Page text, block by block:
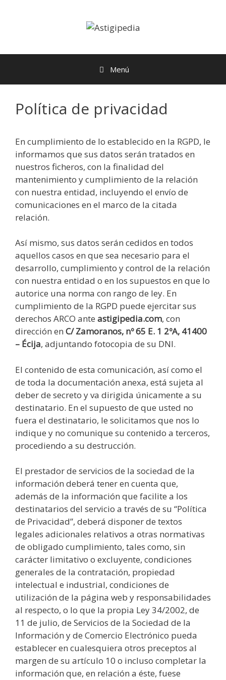
Menú
Política de privacidad
En cumplimiento de lo establecido en la RGPD, le
informamos que sus datos serán tratados en
nuestros ficheros, con la finalidad del
mantenimiento y cumplimiento de la relación
con nuestra entidad, incluyendo el envío de
comunicaciones en el marco de la citada
relación.
Así mismo, sus datos serán cedidos en todos
aquellos casos en que sea necesario para el
desarrollo, cumplimiento y control de la relación
con nuestra entidad o en los supuestos en que lo
autorice una norma con rango de ley. En
cumplimiento de la RGPD puede ejercitar sus
derechos ARCO ante astigipedia.com, con
dirección en C/ Zamoranos, nº 65 E. 1 2ºA, 41400
– Écija, adjuntando fotocopia de su DNI.
El contenido de esta comunicación, así como el
de toda la documentación anexa, está sujeta al
deber de secreto y va dirigida únicamente a su
destinatario. En el supuesto de que usted no
fuera el destinatario, le solicitamos que nos lo
indique y no comunique su contenido a terceros,
procediendo a su destrucción.
El prestador de servicios de la sociedad de la
información deberá tener en cuenta que,
además de la información que facilite a los
destinatarios del servicio a través de su “Política
de Privacidad”, deberá disponer de textos
legales adicionales relativos a otras normativas
de obligado cumplimiento, tales como, sin
carácter limitativo o excluyente, condiciones
generales de la contratación, propiedad
intelectual e industrial, condiciones de
utilización de la página web y responsabilidades
al respecto, o lo que la propia Ley 34/2002, de
11 de julio, de Servicios de la Sociedad de la
Información y de Comercio Electrónico pueda
establecer en cualesquiera otros preceptos al
margen de su artículo 10 o incluso completar la
información que, en relación a éste, fuese